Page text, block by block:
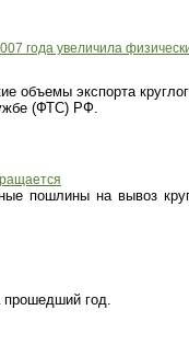
года увеличила
объемы экспорта
(ФТС) РФ.
пошлины на вывоз
прошедший год.